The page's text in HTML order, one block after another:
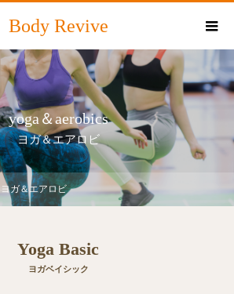
Body Revive
yoga＆aerobics
ヨガ＆エアロビ
ヨガ＆エアロビ
Yoga Basic
ヨガベイシック